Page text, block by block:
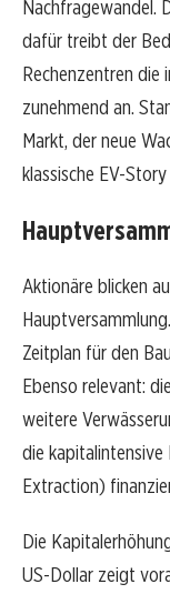
Nachfragewandel.
dafür treibt der
Rechenzentren die
zunehmend an.
Markt, der neue
klassische EV-
Aktionäre blicken
Zeitplan für den
Ebenso relevant:
weitere
die kapitalintensive
Extraction)
Die
US-Dollar zeigt